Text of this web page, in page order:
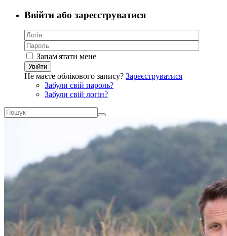
Ввійти або зареєструватися
Запам'ятати мене
Увійти
Не маєте облікового запису? Зареєструватися
Забули свій пароль?
Забули свій логін?